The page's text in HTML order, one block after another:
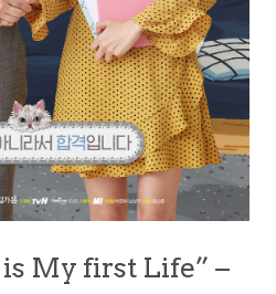
is My first Life” –